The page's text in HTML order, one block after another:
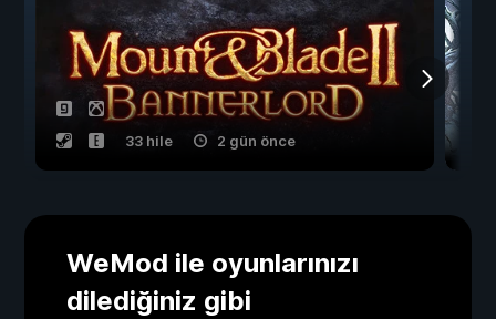
33 hile 2 gün önce
WeMod ile oyunlarınızı
dilediğiniz gibi